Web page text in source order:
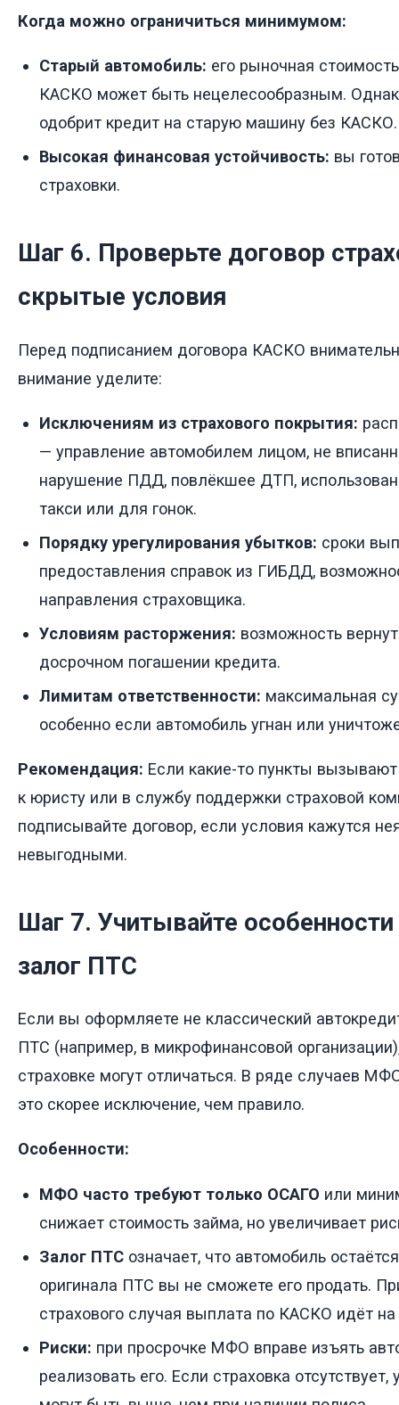
Когда можно ограничиться минимумом:
Старый автомобиль: его рыночная
КАСКО может быть нецелесообразным.
одобрит кредит на старую машину без КАСКО.
Высокая финансовая устойчивость: вы
страховки.
Шаг 6. Проверьте договор
скрытые условия
Перед подписанием договора КАСКО
внимание уделите:
Исключениям из страхового покрытия:
— управление автомобилем лицом, не
нарушение ПДД, повлёкшее ДТП,
такси или для гонок.
Порядку урегулирования убытков: сроки
предоставления справок из ГИБДД,
направления страховщика.
Условиям расторжения: возможность
досрочном погашении кредита.
Лимитам ответственности: максимальная
особенно если автомобиль угнан или
Рекомендация: Если какие-то пункты
к юристу или в службу поддержки страховой
подписывайте договор, если условия кажутся
невыгодными.
Шаг 7. Учитывайте
залог ПТС
Если вы оформляете не классический
ПТС (например, в микрофинансовой
страховке могут отличаться. В ряде случаев
это скорее исключение, чем правило.
Особенности:
МФО часто требуют только ОСАГО или
снижает стоимость займа, но увеличивает
Залог ПТС означает, что автомобиль
оригинала ПТС вы не сможете его продать.
страхового случая выплата по КАСКО идёт
Риски: при просрочке МФО вправе изъять
реализовать его. Если страховка